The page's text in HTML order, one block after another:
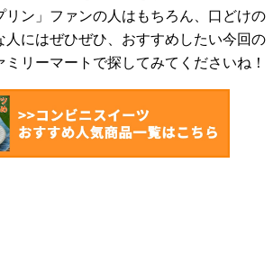
リン」ファンの人はもちろん、口どけの
人にはぜひぜひ、おすすめしたい今回の
リーマートで探してみてくださいね！